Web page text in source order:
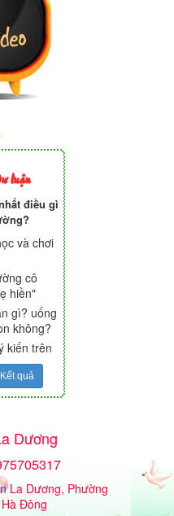
luận
điều gì
và chơi
cô
hiền"
gì? uống
không?
kiến trên
Dương
La Dương, Phường
Đông